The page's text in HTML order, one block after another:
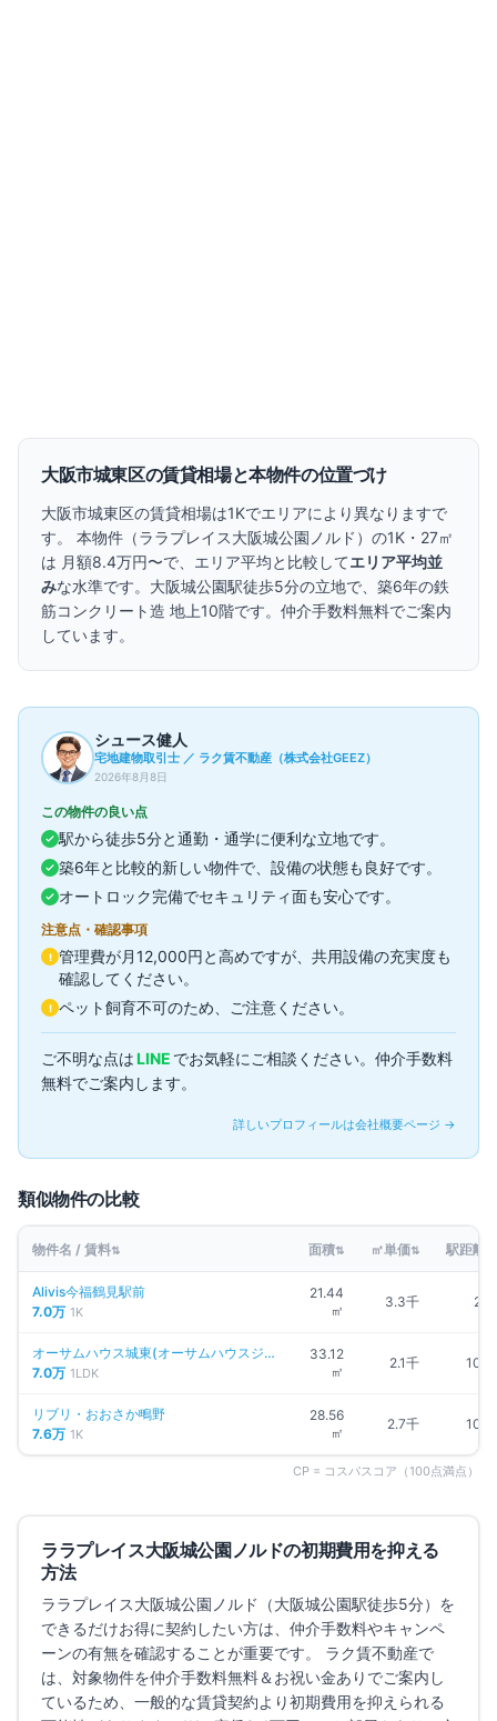
大阪市城東区の賃貸相場と本物件の位置づけ
大阪市城東区の賃貸相場は1Kでエリアにより異なりますで
す。 本物件（ララプレイス大阪城公園ノルド ）の1K・ 27㎡
は 月額8.4万円〜で、エリア平均と比較してエリア平均並
みな水準です。 大阪城公園駅徒歩5分の立地で、 築6年の鉄
筋コンクリート造 地上10階です。 仲介手数料無料でご案内
しています。
シュース健人
宅地建物取引士 ／ ラク賃不動産（株式会社GEEZ）
2026年8月8日
この物件の良い点
駅から徒歩5分と通勤・通学に便利な立地です。
築6年と比較的新しい物件で、設備の状態も良好です。
オートロック完備でセキュリティ面も安心です。
注意点・確認事項
! 管理費が月12,000円と高めですが、共用設備の充実度も
確認してください。
! ペット飼育不可のため、ご注意ください。
ご不明な点はLINE でお気軽にご相談ください。仲介手数料
無料でご案内します。
詳しいプロフィールは会社概要ページ →
類似物件の比較
物件名 / 賃料⇅ 面積⇅ ㎡単価⇅ 駅距離
Alivis今福鶴見駅前
7.0万 1K
21.44
㎡
3.3千 2分
オーサムハウス城東(オーサムハウスジ
ョウトウ)
7.0万 1LDK
33.12
㎡
2.1千 10分
リブリ・おおさか鴫野
7.6万 1K
28.56
㎡
2.7千 10分
CP = コスパスコア（100点満点）
ララプレイス大阪城公園ノルドの初期費用を抑える
方法
ララプレイス大阪城公園ノルド （大阪城公園駅徒歩5分） を
できるだけお得に契約したい方は、仲介手数料やキャンペ
ーンの有無を確認することが重要です。 ラク賃不動産で
は、対象物件を仲介手数料無料＆お祝い金ありでご案内し
ているため、一般的な賃貸契約より初期費用を抑えられる